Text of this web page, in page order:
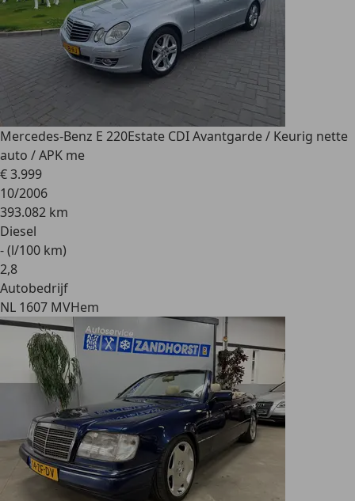
Mercedes-Benz E 220Estate CDI Avantgarde / Keurig nette
auto / APK me
€ 3.999
10/2006
393.082 km
Diesel
- (l/100 km)
2,8
Autobedrijf
NL 1607 MVHem